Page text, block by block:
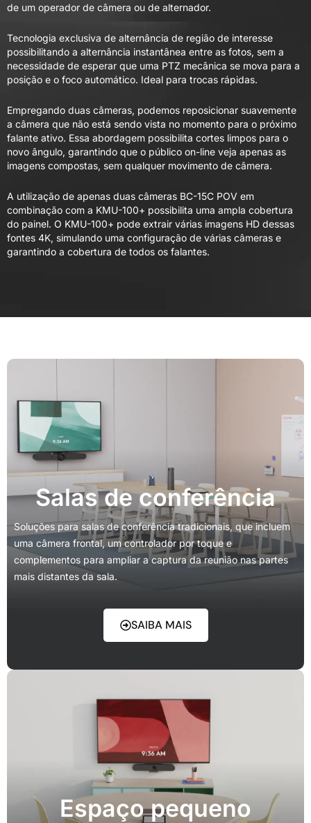
de um operador de câmera ou de alternador.
Tecnologia exclusiva de alternância de região de interesse
possibilitando a alternância instantânea entre as fotos, sem a
necessidade de esperar que uma PTZ mecânica se mova para a
posição e o foco automático. Ideal para trocas rápidas.
Empregando duas câmeras, podemos reposicionar suavemente
a câmera que não está sendo vista no momento para o próximo
falante ativo. Essa abordagem possibilita cortes limpos para o
novo ângulo, garantindo que o público on-line veja apenas as
imagens compostas, sem qualquer movimento de câmera.
A utilização de apenas duas câmeras BC-15C POV em
combinação com a KMU-100+ possibilita uma ampla cobertura
do painel. O KMU-100+ pode extrair várias imagens HD dessas
fontes 4K, simulando uma configuração de várias câmeras e
garantindo a cobertura de todos os falantes.
Salas de conferência
Soluções para salas de conferência tradicionais, que incluem
uma câmera frontal, um controlador por toque e
complementos para ampliar a captura da reunião nas partes
mais distantes da sala.
SAIBA MAIS
Espaço pequeno